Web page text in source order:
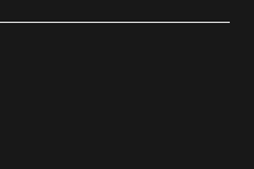
(external link)
(external link)
Youtube (external